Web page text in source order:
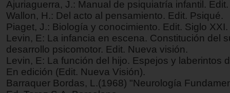
Ajuriaguerra, J.: Manual de psiquiatría infantil.
Wallon, H.: Del acto al pensamiento. Edit. Psiqué.
Piaget, J.: Biología y conocimiento. Edit. Siglo XXI.
Levin, E: La infancia en escena. Constitución del
desarrollo psicomotor. Edit. Nueva visión.
Levin, E: La función del hijo. Espejos y laberintos
En edición (Edit. Nueva Visión).
Barraquer Bordas, L.(1968) "Neurología